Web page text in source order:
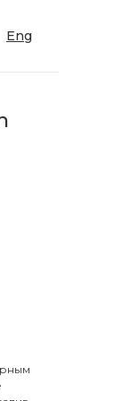
Eng